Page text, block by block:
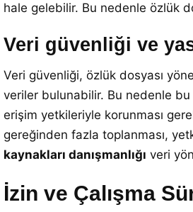
hale gelebilir. Bu nedenle özlük
Veri güvenliği ve
Veri güvenliği, özlük dosyası
veriler bulunabilir. Bu nedenle bu
erişim yetkileriyle korunması
gereğinden fazla toplanması,
kaynakları danışmanlığı veri
İzin ve Çalışma